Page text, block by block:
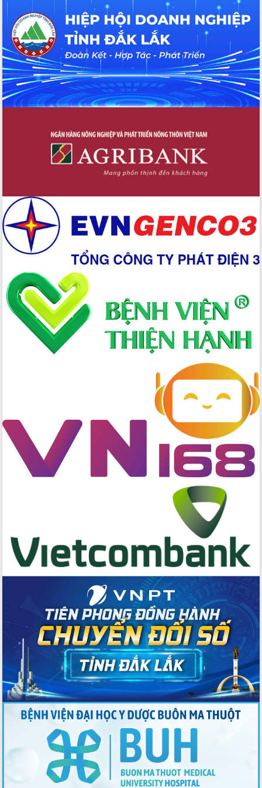
Tăng cường giám sát, đôn đốc thực
hiện nhiệm vụ quản lý tài sản công
hàng tuần
Tháo gỡ những vướng mắc, đẩy mạnh
công tác cải cách thủ tục hành chính
tại Trung tâm Phục vụ hành chính
công tỉnh
Đắk Lắk: Tôn vinh 46 giải pháp tại Hội
Đắk Lắk rà soát, điều chỉnh Đề án 190
về phát triển nuôi trồng thủy sản
Phó Chủ tịch UBND tỉnh Đắk Lắk
Trương Công Thái kiểm tra thực địa
Thuột
Định vị cà phê Việt Nam như một “di
sản sống” trong dòng chảy toàn cầu
Xây dựng nông thôn mới: Nâng cao đời
sống người dân từ những mô hình thiết
Quyết liệt tháo gỡ vướng mắc, đẩy
nhanh tiến độ các dự án trọng điểm
trong Khu kinh tế Nam Phú Yên
Hòn Yến phát triển du lịch gắn với bảo
tồn biển
Lấy ý kiến điều chỉnh Quy hoạch tỉnh
Đắk Lắk thời kỳ 2021-2030, tầm nhìn
Đắk Lắk nỗ lực thúc đẩy tăng trưởng
kinh tế từ 10% trở lên trong Quý
II/2026
Đắk Lắk ký kết thỏa thuận hợp tác về
chuyển đổi số giai đoạn 2026 – 2030
với Tập đoàn Bưu chính Viễn thông
Du lịch Đắk Lắk nâng tầm trải nghiệm
du khách thông qua Hệ thống cơ sở dữ
liệu và Bản đồ số
Tập huấn ứng dụng trí tuệ nhân tạo (AI)
trong thương mại điện tử năm 2026
Đoàn đại biểu Quốc hội tỉnh Đắk Lắk
trao đổi thông tin trước Kỳ họp thứ
nhất, Quốc hội khóa XVI
Quyết liệt cải cách hành chính, khơi
thông nguồn lực phát triển
Nâng cao hiệu lực, hiệu quả HĐND
tỉnh thông qua hiện đại hóa hành chính
Xã Ea Phê gắn cải cách hành chính với
chuyển đổi số
Phó Chủ tịch Thường trực UBND tỉnh
Hồ Thị Nguyên Thảo làm việc tại Trung
tâm Phục vụ hành chính công xã Ea
Xây dựng nền hành chính số đồng